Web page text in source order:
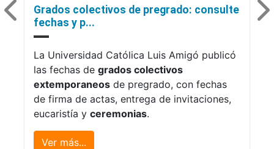
Grados colectivos de pregrado: consulte
fechas y p...
La Universidad Católica Luis Amigó publicó
las fechas de grados colectivos
extemporaneos de pregrado, con fechas
de firma de actas, entrega de invitaciones,
eucaristía y ceremonias.
Ver más...